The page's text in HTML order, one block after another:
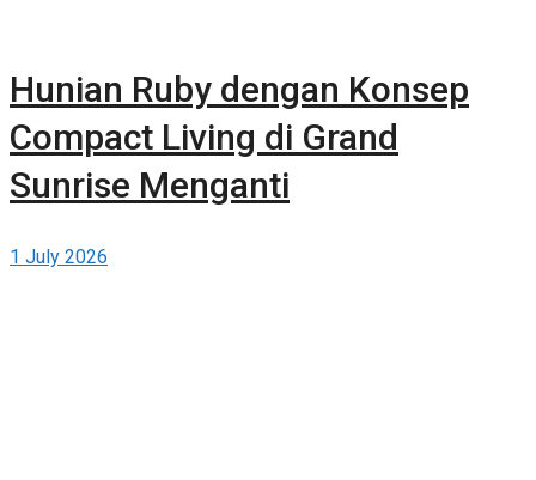
Hunian Ruby dengan Konsep
Compact Living di Grand
Sunrise Menganti
1 July 2026